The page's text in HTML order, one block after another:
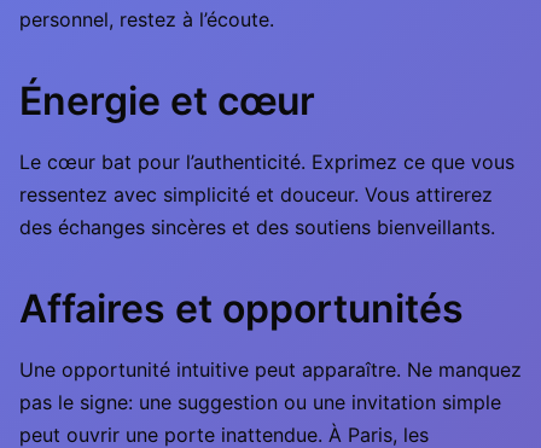
personnel, restez à l’écoute.
Énergie et cœur
Le cœur bat pour l’authenticité. Exprimez ce que vous
ressentez avec simplicité et douceur. Vous attirerez
des échanges sincères et des soutiens bienveillants.
Affaires et opportunités
Une opportunité intuitive peut apparaître. Ne manquez
pas le signe: une suggestion ou une invitation simple
peut ouvrir une porte inattendue. À Paris, les